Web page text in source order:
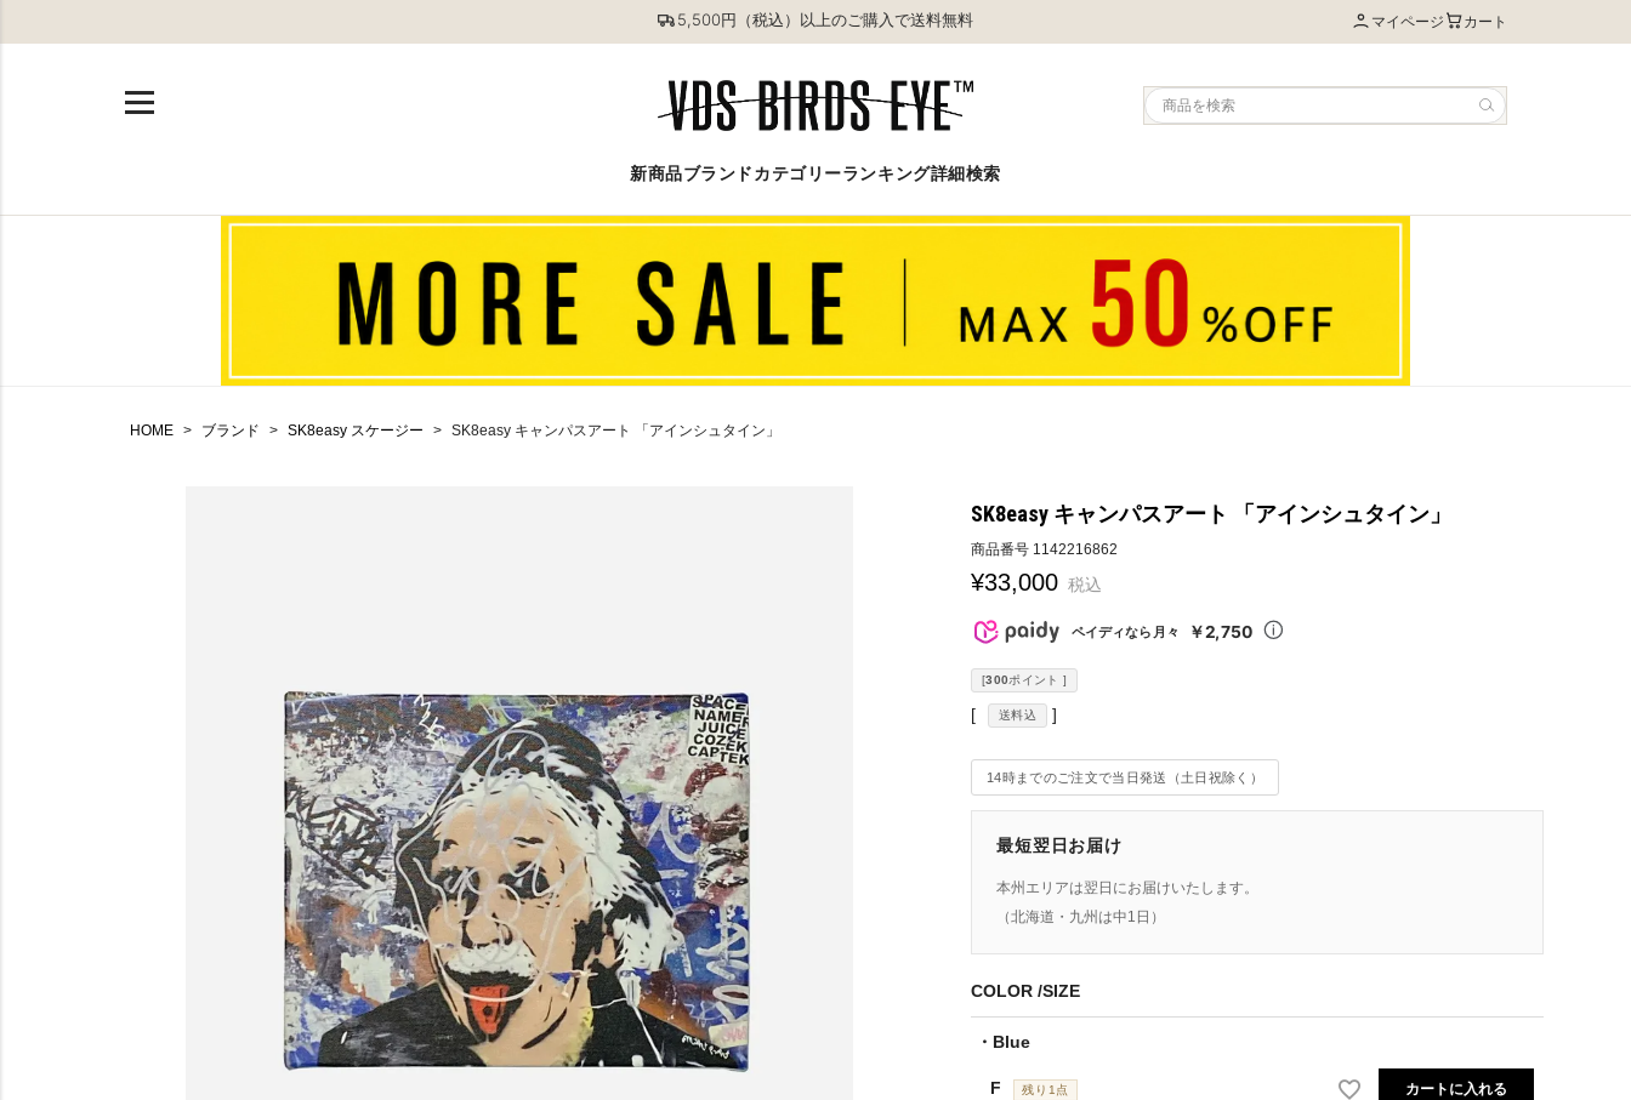
5,500円（税込）以上のご購入で送料無料 マイページ カート
新商品ブランドカテゴリーランキング詳細検索
HOME ブランド SK8easy スケージー SK8easy キャンパスアート 「アインシュタイン」
SK8easy キャンパスアート 「アインシュタイン」
商品番号 1142216862
¥33,000 税込
ペイディなら月々 ￥2,750
[300ポイント ]
送料込
14時までのご注文で当日発送（土日祝除く）
最短翌日お届け
本州エリアは翌日にお届けいたします。
（北海道・九州は中1日）
COLOR SIZE
Blue
F 残り1点 カートに入れる